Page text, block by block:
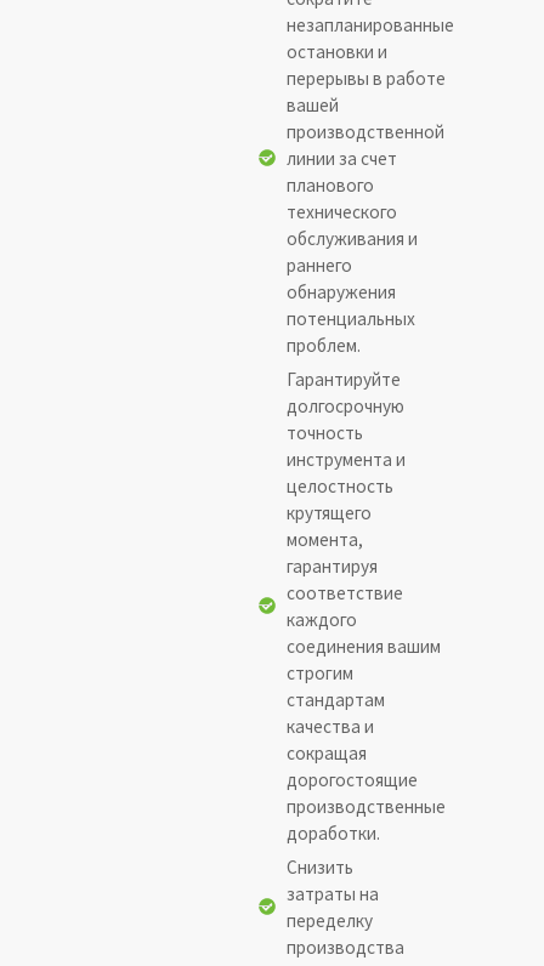
незапланированные
остановки и
перерывы в работе
вашей
производственной
линии за счет
планового
технического
обслуживания и
раннего
обнаружения
потенциальных
проблем.
Гарантируйте
долгосрочную
точность
инструмента и
целостность
крутящего
момента,
гарантируя
соответствие
каждого
соединения вашим
строгим
стандартам
качества и
сокращая
дорогостоящие
производственные
доработки.
Снизить
затраты на
переделку
производства